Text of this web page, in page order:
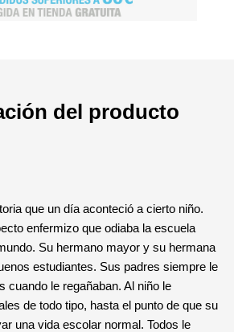
del producto
que un día aconteció a cierto niño.
enfermizo que odiaba la escuela
Su hermano mayor y su hermana
estudiantes. Sus padres siempre le
cuando le regañaban. Al niño le
de todo tipo, hasta el punto de que su
una vida escolar normal. Todos le